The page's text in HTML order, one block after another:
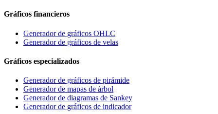
Gráficos financieros
Generador de gráficos OHLC
Generador de gráficos de velas
Gráficos especializados
Generador de gráficos de pirámide
Generador de mapas de árbol
Generador de diagramas de Sankey
Generador de gráficos de indicador